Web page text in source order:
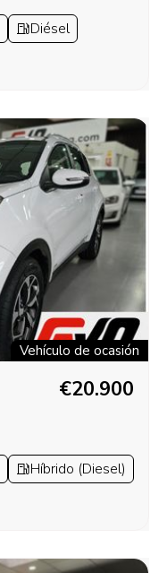
Diésel
Vehículo de ocasión
€20.900
Híbrido (Diesel)